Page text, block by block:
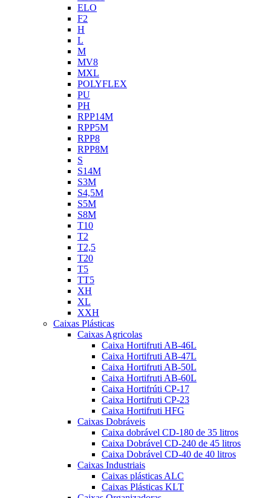
ELO
F2
H
L
M
MV8
MXL
POLYFLEX
PU
PH
RPP14M
RPP5M
RPP8
RPP8M
S
S14M
S3M
S4,5M
S5M
S8M
T10
T2
T2,5
T20
T5
TT5
XH
XL
XXH
Caixas Plásticas
Caixas Agricolas
Caixa Hortifruti AB-46L
Caixa Hortifruti AB-47L
Caixa Hortifruti AB-50L
Caixa Hortifruti AB-60L
Caixa Hortifrúti CP-17
Caixa Hortifruti CP-23
Caixa Hortifruti HFG
Caixas Dobráveis
Caixa dobrável CD-180 de 35 litros
Caixa Dobrável CD-240 de 45 litros
Caixa Dobrável CD-40 de 40 litros
Caixas Industriais
Caixas plásticas ALC
Caixas Plásticas KLT